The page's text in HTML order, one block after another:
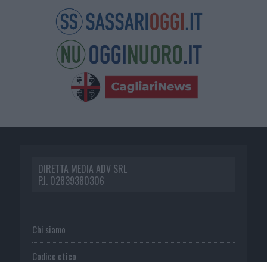
DIRETTA MEDIA ADV SRL
P.I. 02839380306
Chi siamo
Codice etico